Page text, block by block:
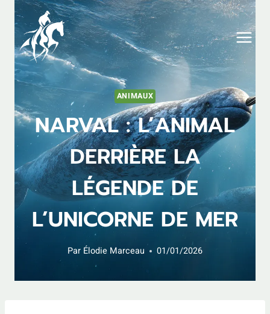
Aller
contenu
ANIMAUX
NARVAL : L’ANIMAL
DERRIÈRE LA
LÉGENDE DE
L’UNICORNE DE MER
Par Élodie Marceau 01/01/2026